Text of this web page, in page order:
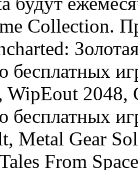
Collection.
бесплатных
2048,
бесплатных
Metal Gear
From